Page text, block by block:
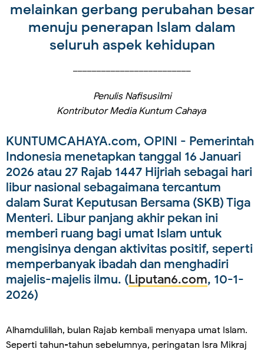
melainkan gerbang perubahan besar
menuju penerapan lslam dalam
seluruh aspek kehidupan
Penulis Nafisusilmi
Kontributor Media Kuntum Cahaya
KUNTUMCAHAYA.com, OPlNI - Pemerintah
Indonesia menetapkan tanggal 16 Januari
2026 atau 27 Rajab 1447 Hijriah sebagai hari
libur nasional sebagaimana tercantum
dalam Surat Keputusan Bersama (SKB) Tiga
Menteri. Libur panjang akhir pekan ini
memberi ruang bagi umat Islam untuk
mengisinya dengan aktivitas positif, seperti
memperbanyak ibadah dan menghadiri
majelis-majelis ilmu. (Liputan6.com, 10-1-
2026)
Alhamdulillah, bulan Rajab kembali menyapa umat Islam.
Seperti tahun-tahun sebelumnya, peringatan Isra Mikraj